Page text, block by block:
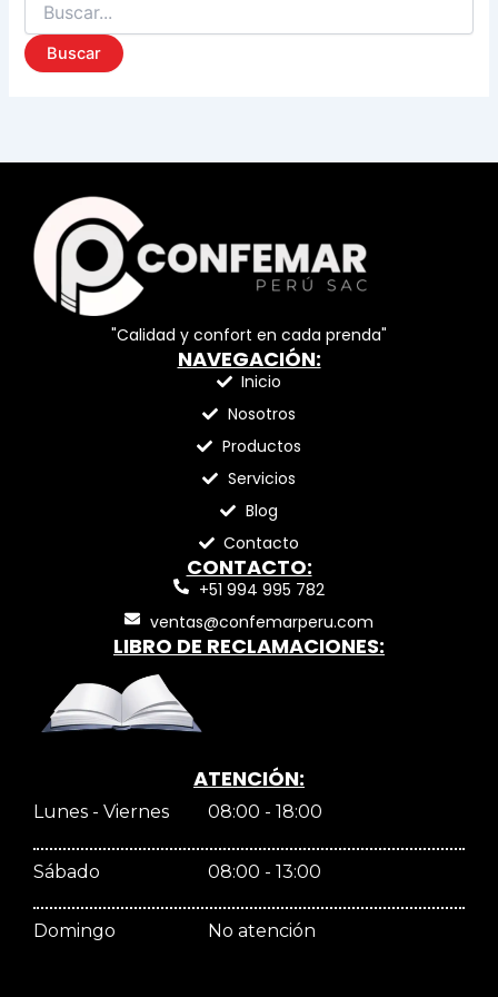
"Calidad y confort en cada prenda"
NAVEGACIÓN:
Inicio
Nosotros
Productos
Servicios
Blog
Contacto
CONTACTO:
+51 994 995 782
ventas@confemarperu.com
LIBRO DE RECLAMACIONES:
ATENCIÓN:
Lunes - Viernes 08:00 - 18:00
Sábado 08:00 - 13:00
Domingo No atención